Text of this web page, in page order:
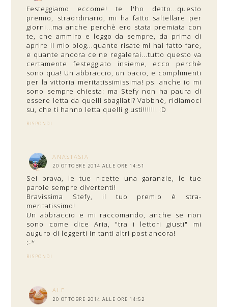
Festeggiamo eccome! te l'ho detto...questo
premio, straordinario, mi ha fatto saltellare per
giorni...ma anche perchè ero stata premiata con
te, che ammiro e leggo da sempre, da prima di
aprire il mio blog...quante risate mi hai fatto fare,
e quante ancora ce ne regalerai...tutto questo va
certamente festeggiato insieme, ecco perchè
sono qua! Un abbraccio, un bacio, e complimenti
per la vittoria meritatissimissima! ps: anche io mi
sono sempre chiesta: ma Stefy non ha paura di
essere letta da quelli sbagliati? Vabbhè, ridiamoci
su, che ti hanno letta quelli giusti!!!!!!! :D
RISPONDI
ANASTASIA
20 OTTOBRE 2014 ALLE ORE 14:51
Sei brava, le tue ricette una garanzie, le tue
parole sempre divertenti!
Bravissima Stefy, il tuo premio è stra-
meritatissimo!
Un abbraccio e mi raccomando, anche se non
sono come dice Aria, "tra i lettori giusti" mi
auguro di leggerti in tanti altri post ancora!
:-*
RISPONDI
ALE
20 OTTOBRE 2014 ALLE ORE 14:52